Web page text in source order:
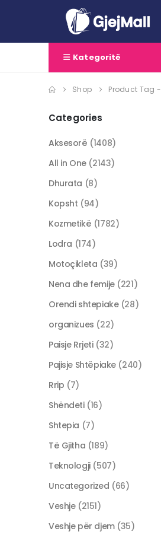
Kategoritë
Shop Product Tag -
Categories
Aksesorë (1408)
All in One (2143)
Dhurata (8)
Kopsht (94)
Kozmetikë (1782)
Lodra (174)
Motoçikleta (39)
Nena dhe femije (221)
Orendi shtepiake (28)
organizues (22)
Paisje Rrjeti (32)
Pajisje Shtëpiake (240)
Rrip (7)
Shëndeti (16)
Shtepia (7)
Të Gjitha (189)
Teknologji (507)
Uncategorized (66)
Veshje (2151)
Veshje për djem (35)